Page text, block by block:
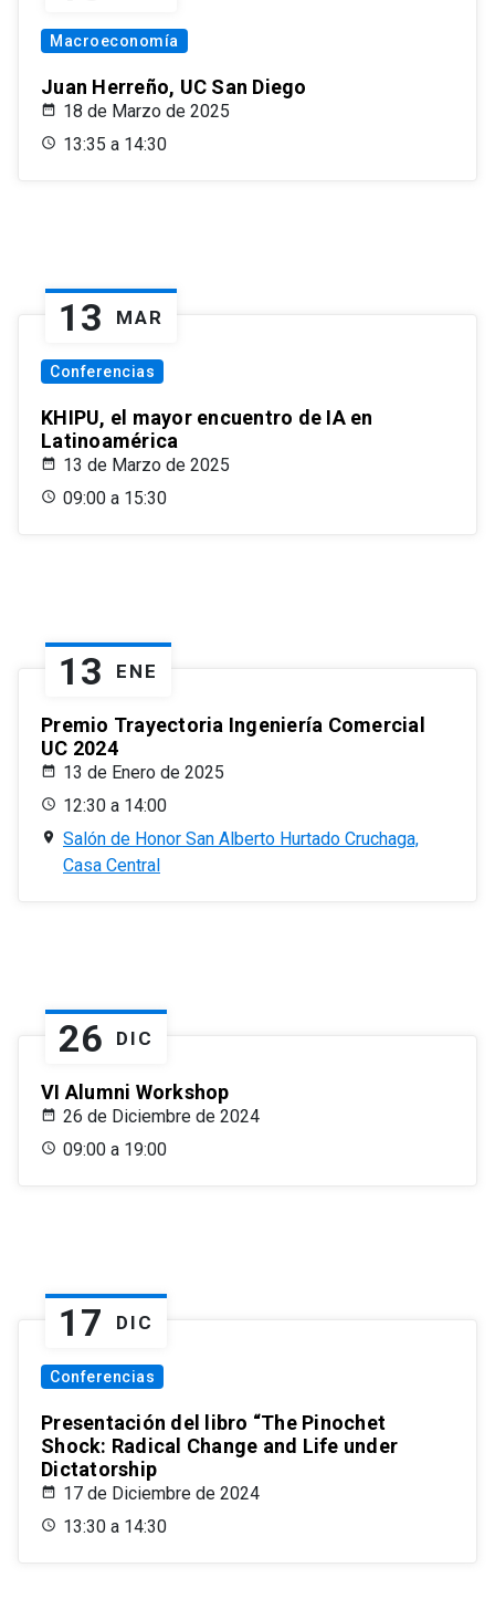
Macroeconomía
Juan Herreño, UC San Diego
18 de Marzo de 2025
13:35 a 14:30
13 MAR
Conferencias
KHIPU, el mayor encuentro de IA en
Latinoamérica
13 de Marzo de 2025
09:00 a 15:30
13 ENE
Premio Trayectoria Ingeniería Comercial
UC 2024
13 de Enero de 2025
12:30 a 14:00
Salón de Honor San Alberto Hurtado Cruchaga,
Casa Central
26 DIC
VI Alumni Workshop
26 de Diciembre de 2024
09:00 a 19:00
17 DIC
Conferencias
Presentación del libro “The Pinochet
Shock: Radical Change and Life under
Dictatorship
17 de Diciembre de 2024
13:30 a 14:30